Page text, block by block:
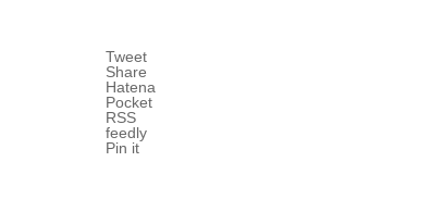
Tweet
Share
Hatena
Pocket
RSS
feedly
Pin it